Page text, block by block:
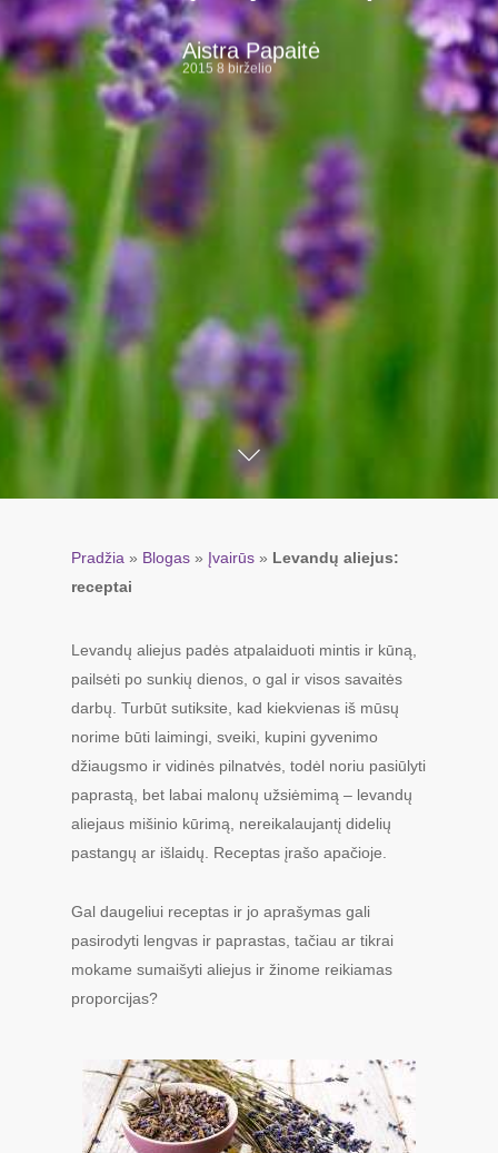
Aistra Papaitė
2015 8 birželio
Pradžia » Blogas » Įvairūs » Levandų aliejus:
receptai
Levandų aliejus padės atpalaiduoti mintis ir kūną,
pailsėti po sunkių dienos, o gal ir visos savaitės
darbų. Turbūt sutiksite, kad kiekvienas iš mūsų
norime būti laimingi, sveiki, kupini gyvenimo
džiaugsmo ir vidinės pilnatvės, todėl noriu pasiūlyti
paprastą, bet labai malonų užsiėmimą – levandų
aliejaus mišinio kūrimą, nereikalaujantį didelių
pastangų ar išlaidų. Receptas įrašo apačioje.
Gal daugeliui receptas ir jo aprašymas gali
pasirodyti lengvas ir paprastas, tačiau ar tikrai
mokame sumaišyti aliejus ir žinome reikiamas
proporcijas?